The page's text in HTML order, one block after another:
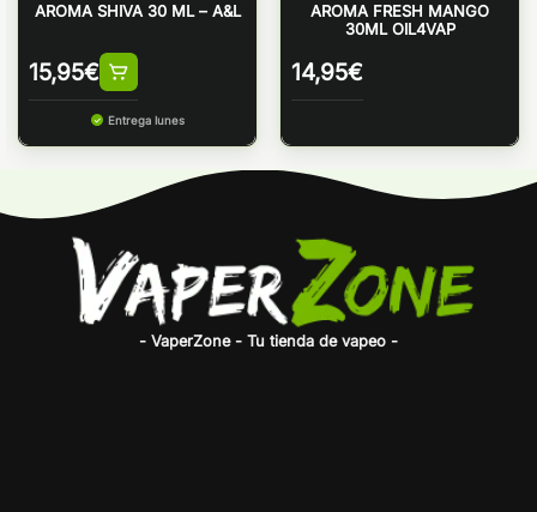
AROMA SHIVA 30 ML – A&L
15,95€
Entrega lunes
AROMA FRESH MANGO
30ML OIL4VAP
14,95€
- VaperZone - Tu tienda de vapeo -